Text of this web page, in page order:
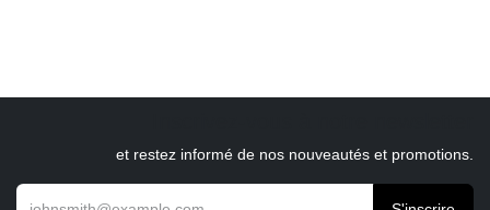
et restez informé de nos nouveautés et promotions.